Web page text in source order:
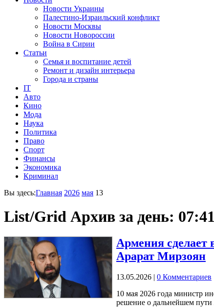
Новости Украины
Палестино-Израильский конфликт
Новости Москвы
Новости Новороссии
Война в Сирии
Статьи
Семья и воспитание детей
Ремонт и дизайн интерьера
Города и страны
IT
Авто
Кино
Мода
Наука
Политика
Право
Спорт
Финансы
Экономика
Криминал
Вы здесь:Главная 2026 мая 13
List/Grid Архив за день: 07:41
Армения
Арарат Мирзоян
13.05.2026 | 0 Комментариев
10 мая 2026 года министр
решение о дальнейшем пути